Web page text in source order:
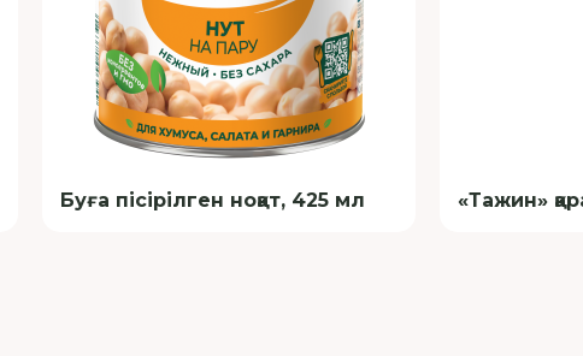
Буға пісірілген ноқат, 425 мл «Тажин»